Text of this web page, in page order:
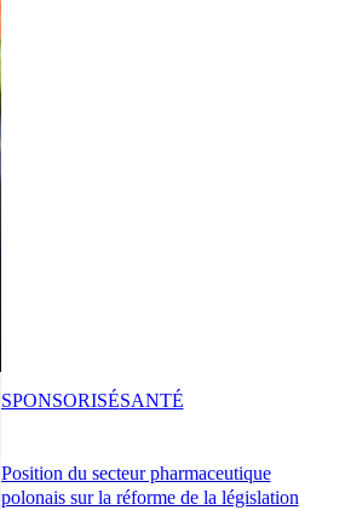
Position du secteur pharmaceutique
polonais sur la réforme de la législation
SPONSORISÉSANTÉ